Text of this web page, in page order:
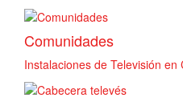
Comunidades
Instalaciones de Televisión